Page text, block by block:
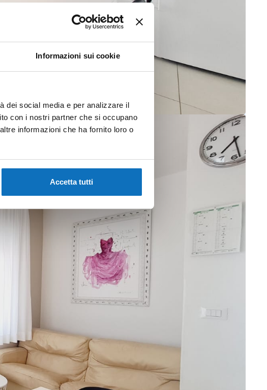
Informazioni sui cookie
dei social media e per analizzare il
con i nostri partner che si occupano
informazioni che ha fornito loro o
Accetta tutti